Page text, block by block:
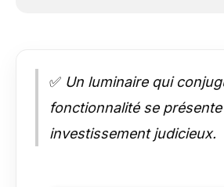
✅ Un luminaire qui
fonctionnalité se
investissement judicieux.